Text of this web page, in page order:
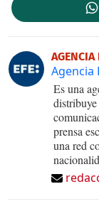
AGENCIA
Agencia
Es una
prensa
una red